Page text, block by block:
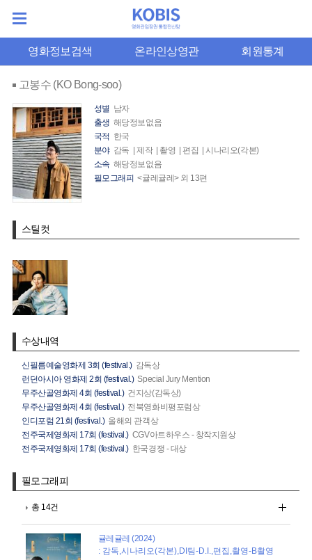
영화정보검색 온라인상영관 회원통계
고봉수 (KO Bong-soo)
성별 남자
출생 해당정보없음
국적 한국
분야 감독 | 제작 | 촬영 | 편집 | 시나리오(각본)
소속 해당정보없음
필모그래피 <귤레귤레> 외 13편
스틸컷
수상내역
신필름예술영화제 3회 (festival.) 감독상
런던아시아 영화제 2회 (festival.) Special Jury Mention
무주산골영화제 4회 (festival.) 건지상(감독상)
무주산골영화제 4회 (festival.) 전북영화비평포럼상
인디포럼 21회 (festival.) 올해의 관객상
전주국제영화제 17회 (festival.) CGV아트하우스 - 창작지원상
전주국제영화제 17회 (festival.) 한국경쟁 - 대상
필모그래피
총 14건
귤레귤레 (2024)
: 감독,시나리오(각본),DI팀-D.I.,편집,촬영-B촬영